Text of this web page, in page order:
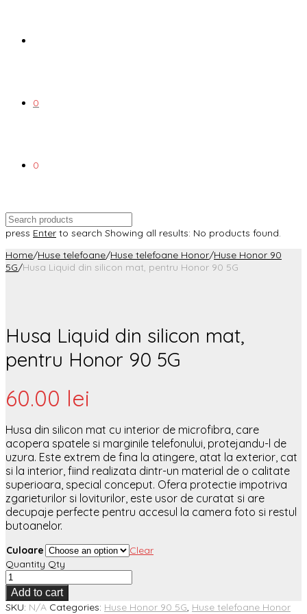
0
0
press Enter to search Showing all results: No products found.
Home/Huse telefoane/Huse telefoane Honor/Huse Honor 90
5G/Husa Liquid din silicon mat, pentru Honor 90 5G
Husa Liquid din silicon mat,
pentru Honor 90 5G
60.00 lei
Husa din silicon mat cu interior de microfibra, care
acopera spatele si marginile telefonului, protejandu-l de
uzura. Este extrem de fina la atingere, atat la exterior, cat
si la interior, fiind realizata dintr-un material de o calitate
superioara, special conceput. Ofera protectie impotriva
zgarieturilor si loviturilor, este usor de curatat si are
decupaje perfecte pentru accesul la camera foto si restul
butoanelor.
Culoare
Clear
Quantity Qty
Add to cart
SKU: N/A Categories: Huse Honor 90 5G Huse telefoane Honor